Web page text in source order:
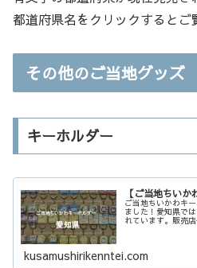
都道府県名をクリックするとご
その他のご当地グッズ
キーホルダー
【ご当地ちい
ご当地ちいかわキ
ました！愛知県で
れています。販売
kusamushirikenntei.com